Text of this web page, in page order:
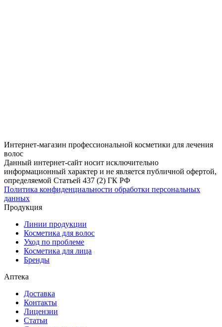
Интернет-магазин профессиональной косметики для лечения
волос
Данный интернет-сайт носит исключительно
информационный характер и не является публичной офертой,
определяемой Статьей 437 (2) ГК РФ
Политика конфиденциальности обработки персональных
данных
Продукция
Линии продукции
Косметика для волос
Уход по проблеме
Косметика для лица
Бренды
Аптека
Доставка
Контакты
Лицензии
Статьи